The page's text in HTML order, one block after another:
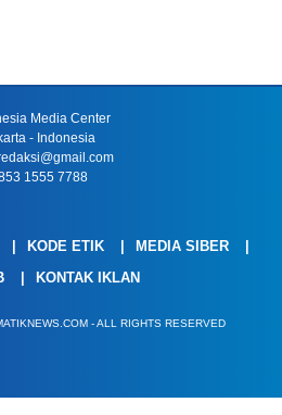
Media Center
- Indonesia
1555 7788
KODE ETIK
MEDIA SIBER
KONTAK IKLAN
- ALL RIGHTS RESERVED